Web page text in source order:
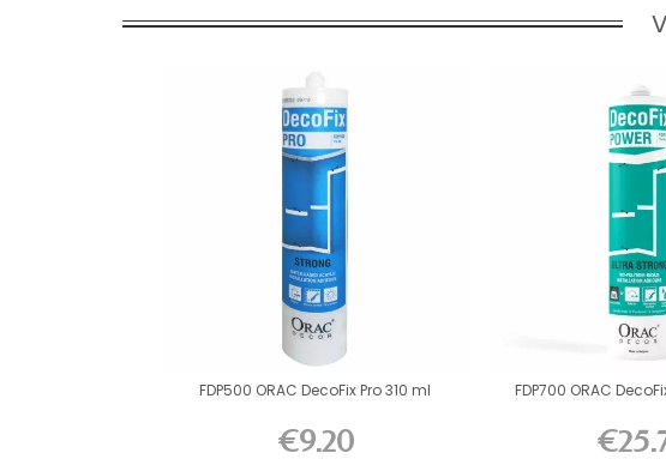
FDP500 ORAC DecoFix Pro 310 ml
€9.20
FDP700 ORAC